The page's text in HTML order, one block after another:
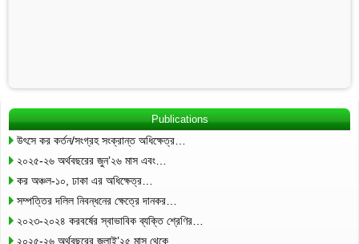
Publications
উৎসে কর কর্তন/সংগ্রহ সংক্রান্ত অধিক্ষেত্র…
২০২৫-২৬ অর্থবছরের জুন’২৬ মাস এবং…
কর অঞ্চল-১০, ঢাকা এর অধিক্ষেত্র…
সম্পত্তির দলিল নিবন্ধনের ক্ষেত্রে দানকর…
২০২৩-২০২৪ করবর্ষের স্বাভাবিক ব্যক্তি শ্রেণির…
২০২৫-২৬ অর্থবছরের জুলাই’২৫ মাস থেকে…